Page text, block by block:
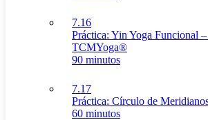
7.16
Práctica: Yin Yoga Funcional
TCMYoga®
90 minutos
7.17
Práctica: Círculo de
60 minutos